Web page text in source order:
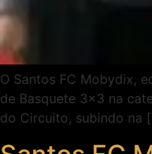
O Santos FC Mobydix,
de Basquete 3×3 na
do Circuito, subindo na